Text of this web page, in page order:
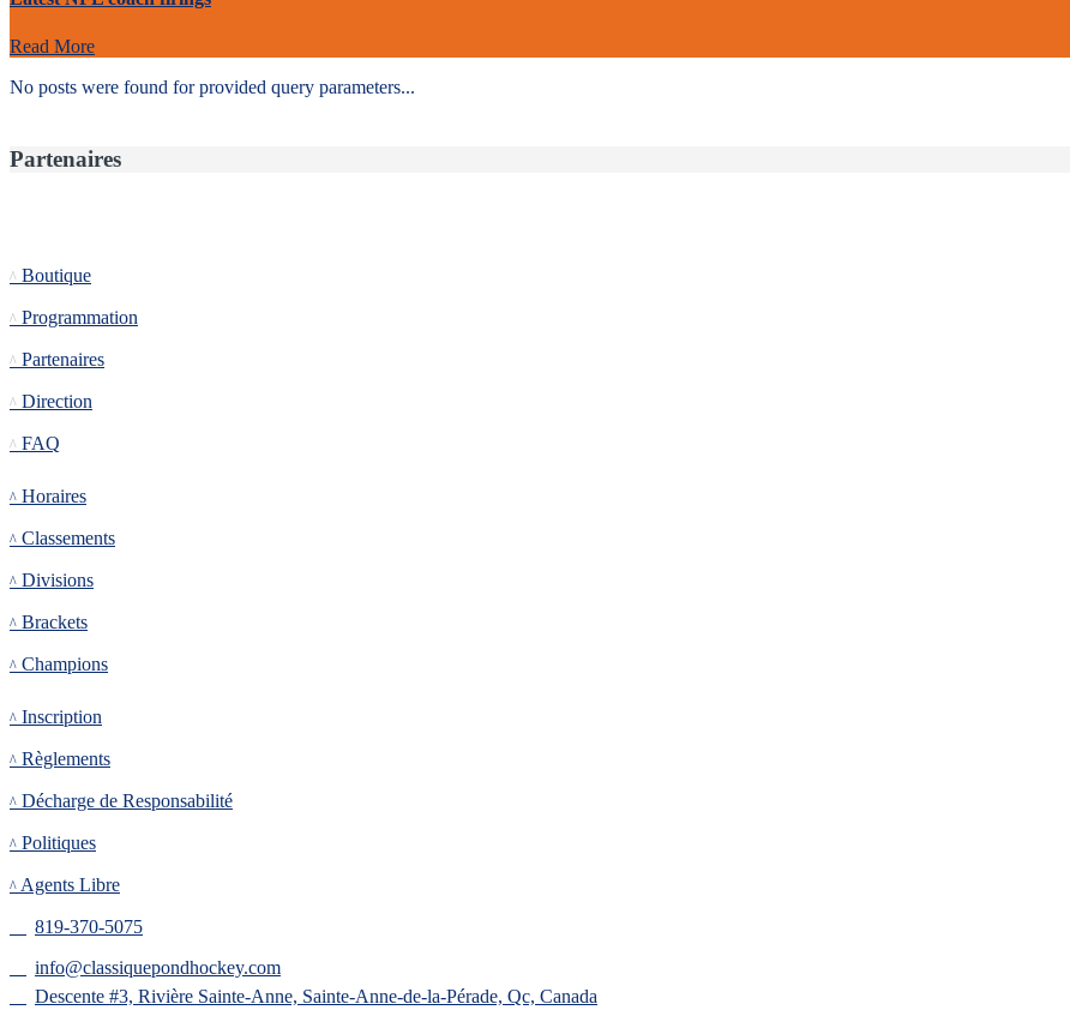
Read More
No posts were found for provided query parameters...
Partenaires
Boutique
Programmation
Partenaires
Direction
FAQ
Horaires
Classements
Divisions
Brackets
Champions
Inscription
Règlements
Décharge de Responsabilité
Politiques
Agents Libre
819-370-5075
info@classiquepondhockey.com
Descente #3, Rivière Sainte-Anne, Sainte-Anne-de-la-Pérade, Qc, Canada